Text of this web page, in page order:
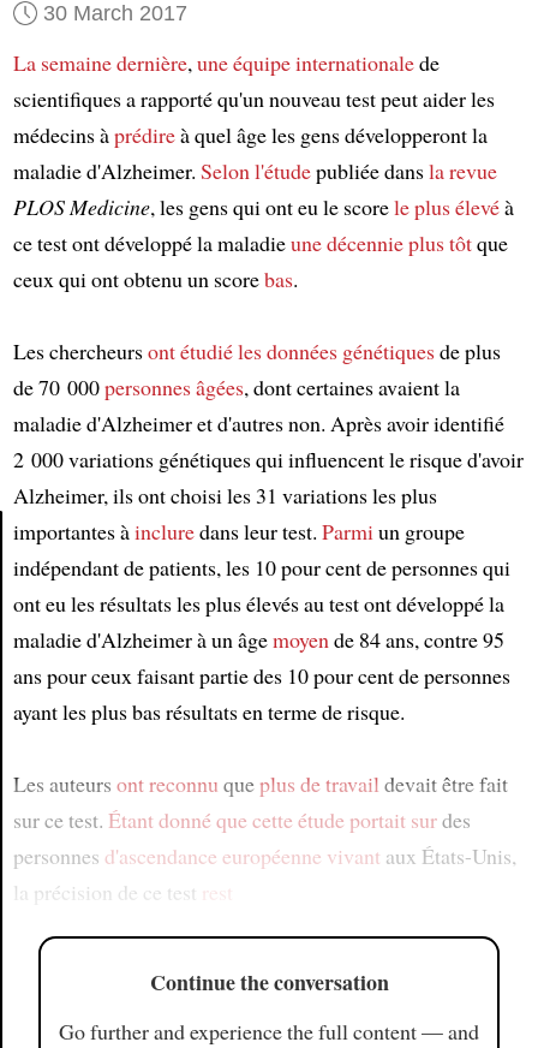
Article
30 March 2017
La semaine dernière,une équipe internationalede
scientifiques a rapporté qu'un nouveau test peut aider les
médecins àprédireà quel âge les gens développeront la
maladie d'Alzheimer. Selonl'étudepubliée dansla revue
PLOS Medicine, les gens qui ont eu le scorele plus élevéà
ce test ont développé la maladieune décennie plus tôtque
ceux qui ont obtenu un scorebas.
Les chercheursont étudiéles données génétiquesde plus
de 70 000personnes âgées, dont certaines avaient la
maladie d'Alzheimer et d'autres non. Après avoir identifié
2 000 variations génétiques qui influencent le risque d'avoir
Alzheimer, ils ont choisi les 31 variations les plus
importantes àincluredans leur test. Parmiun groupe
indépendant de patients, les 10 pour cent de personnes qui
ont eu les résultats les plus élevés au test ont développé la
maladie d'Alzheimer à un âgemoyende 84 ans, contre 95
ans pour ceux faisant partie des 10 pour cent de personnes
ayant les plus bas résultats en terme de risque.
Les auteurs ont reconnu queplus de travail devait être fait
sur ce test. Étant donné quecette étude portait surdes
personnes d'ascendance européenne vivant aux États-Unis,
la précision de ce test
rest
Continue the conversation
Go further and experience the full content — and